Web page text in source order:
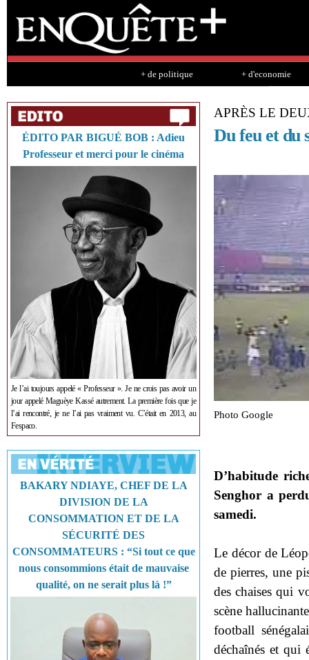
+ de politique + d'economie
ÉDITO PAR BIGUÉ BOB : Adieu
Professeur et merci pour le cinéma
Je l’ai toujours appelé « Professeur ». Je ne crois pas avoir un
jour appelé Maguèye Kassé autrement. La première fois que je
l’ai rencontré, je ne l’ai pas vraiment vu. C’était en 2013, au
Fespaco.
BAKARY NDIAYE, CHEF DE LA
DIVISION DE LA
CONSOMMATION ET DE LA
SÉCURITÉ DES
CONSOMMATEURS : “Si tout ce que
nous consommions était de mauvaise
qualité, on ne serait plus là !”
APRÈS LE
Du feu et du
Photo Google
D’habitude
Senghor a
samedi.
Le décor de
de pierres, une
des chaises qui
scène
football
déchaînés et qui